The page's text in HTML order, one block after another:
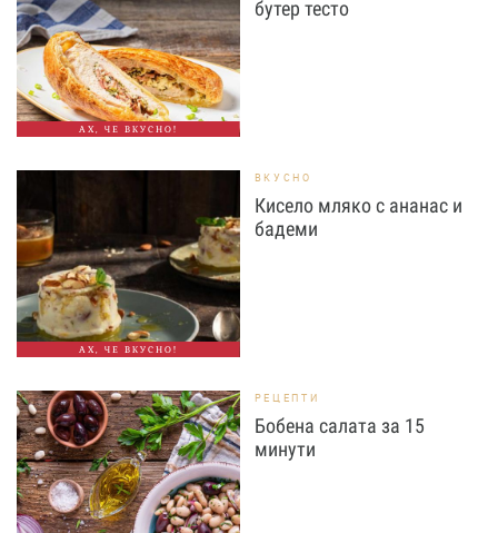
АХ, ЧЕ ВКУСНО!
бутер тесто
АХ, ЧЕ ВКУСНО!
ВКУСНО
Кисело мляко с ананас и
бадеми
РЕЦЕПТИ
Бобена салата за 15
минути